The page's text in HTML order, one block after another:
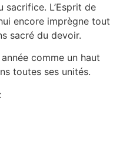
sacrifice. L’Esprit de
encore imprègne tout
sacré du devoir.
comme un haut
toutes ses unités.